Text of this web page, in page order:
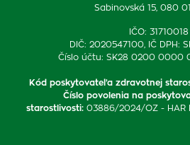
Sabinovská 15, 080
IČO: 31710018
DIČ: 2020547100, IČ DPH:
Číslo účtu: SK28 0200 0000
Kód poskytovateľa zdravotnej
Číslo povolenia na
starostlivosti: 03886/2024/OZ - HAR